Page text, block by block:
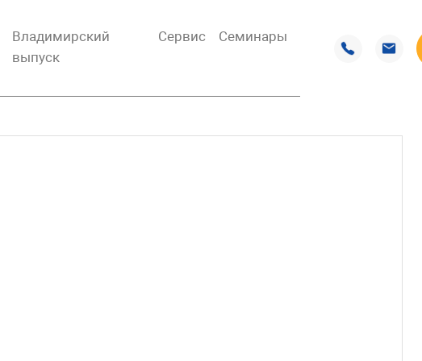
Владимирский
выпуск
Сервис Семинары